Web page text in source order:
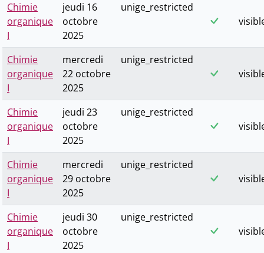
Chimie
organique
I
jeudi 16
octobre
2025
unige_restricted
Chimie
organique
I
mercredi
22 octobre
2025
unige_restricted
Chimie
organique
I
jeudi 23
octobre
2025
unige_restricted
Chimie
organique
I
mercredi
29 octobre
2025
unige_restricted
Chimie
organique
I
jeudi 30
octobre
2025
unige_restricted